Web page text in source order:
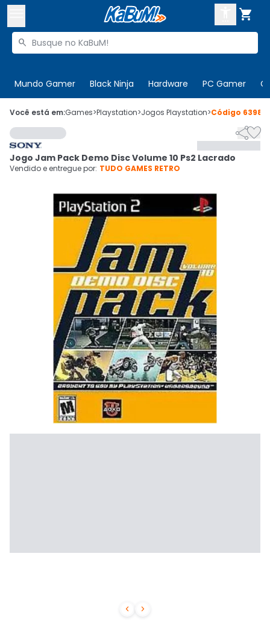

Buscar produtos

Mundo Gamer Black Ninja Hardware PC Gamer
 Olá. Acesse sua conta
 Departamentos
Cupons
Mais Vendidos
Ativar tradutor em libras
CADASTRE-SE
Você está em:Games>Playstation>Jogos Playstation>Código
 

Jogo Jam Pack Demo Disc Volume 10 Ps2 Lacrado
Vendido e entregue por: TUDO GAMES RETRO